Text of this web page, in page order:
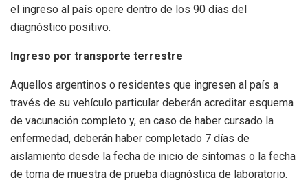
el ingreso al país opere dentro de los 90 días del
diagnóstico positivo.
Ingreso por transporte terrestre
Aquellos argentinos o residentes que ingresen al país a
través de su vehículo particular deberán acreditar esquema
de vacunación completo y, en caso de haber cursado la
enfermedad, deberán haber completado 7 días de
aislamiento desde la fecha de inicio de síntomas o la fecha
de toma de muestra de prueba diagnóstica de laboratorio.